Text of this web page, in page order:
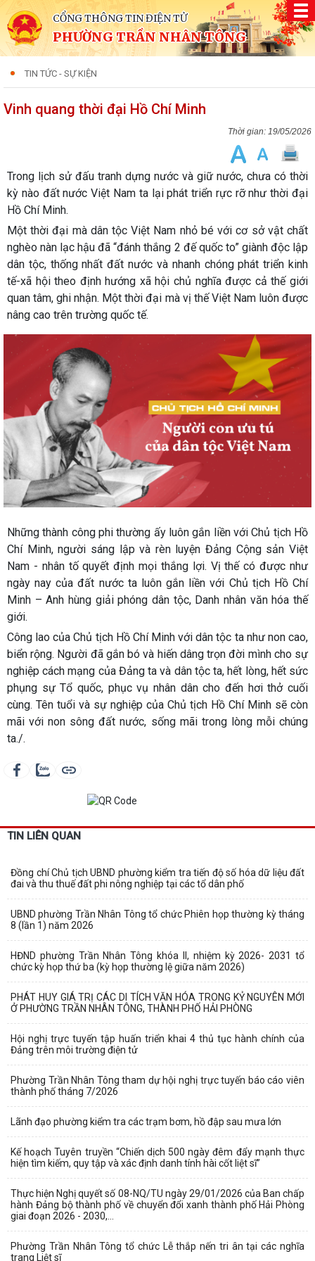
CỔNG THÔNG TIN ĐIỆN TỬ
PHƯỜNG TRẦN NHÂN TÔNG
TIN TỨC - SỰ KIỆN
Vinh quang thời đại Hồ Chí Minh
19/05/2026
Trong lịch sử đấu tranh dựng nước và giữ nước, chưa có thời
kỳ nào đất nước Việt Nam ta lại phát triển rực rỡ như thời đại
Hồ Chí Minh.
Một thời đại mà dân tộc Việt Nam nhỏ bé với cơ sở vật chất
nghèo nàn lạc hậu đã “đánh thắng 2 đế quốc to” giành độc lập
dân tộc, thống nhất đất nước và nhanh chóng phát triển kinh
tế-xã hội theo định hướng xã hội chủ nghĩa được cả thế giới
quan tâm, ghi nhận. Một thời đại mà vị thế Việt Nam luôn được
nâng cao trên trường quốc tế.
Những thành công phi thường ấy luôn gắn liền với Chủ tịch Hồ
Chí Minh, người sáng lập và rèn luyện Đảng Cộng sản Việt
Nam - nhân tố quyết định mọi thắng lợi. Vị thế có được như
ngày nay của đất nước ta luôn gắn liền với Chủ tịch Hồ Chí
Minh – Anh hùng giải phóng dân tộc, Danh nhân văn hóa thế
giới.
Công lao của Chủ tịch Hồ Chí Minh với dân tộc ta như non cao,
biển rộng. Người đã gắn bó và hiến dâng trọn đời mình cho sự
nghiệp cách mạng của Đảng ta và dân tộc ta, hết lòng, hết sức
phụng sự Tổ quốc, phục vụ nhân dân cho đến hơi thở cuối
cùng. Tên tuổi và sự nghiệp của Chủ tịch Hồ Chí Minh sẽ còn
mãi với non sông đất nước, sống mãi trong lòng mỗi chúng
ta./.
TIN LIÊN QUAN
Đồng chí Chủ tịch UBND phường kiểm tra tiến độ số hóa dữ liệu đất
đai và thu thuế đất phi nông nghiệp tại các tổ dân phố
UBND phường Trần Nhân Tông tổ chức Phiên họp thường kỳ tháng
8 (lần 1) năm 2026
HĐND phường Trần Nhân Tông khóa II, nhiệm kỳ 2026- 2031 tổ
chức kỳ họp thứ ba (kỳ họp thường lệ giữa năm 2026)
PHÁT HUY GIÁ TRỊ CÁC DI TÍCH VĂN HÓA TRONG KỶ NGUYÊN MỚI
Ở PHƯỜNG TRẦN NHÂN TÔNG, THÀNH PHỐ HẢI PHÒNG
Hội nghị trực tuyến tập huấn triển khai 4 thủ tục hành chính của
Đảng trên môi trường điện tử
Phường Trần Nhân Tông tham dự hội nghị trực tuyến báo cáo viên
thành phố tháng 7/2026
Lãnh đạo phường kiểm tra các trạm bơm, hồ đập sau mưa lớn
Kế hoạch Tuyên truyền “Chiến dịch 500 ngày đêm đẩy mạnh thực
hiện tìm kiếm, quy tập và xác định danh tính hài cốt liệt sĩ”
Thực hiện Nghị quyết số 08-NQ/TU ngày 29/01/2026 của Ban chấp
hành Đảng bộ thành phố về chuyển đổi xanh thành phố Hải Phòng
giai đoạn 2026 - 2030,...
Phường Trần Nhân Tông tổ chức Lễ thắp nến tri ân tại các nghĩa
trang Liệt sĩ